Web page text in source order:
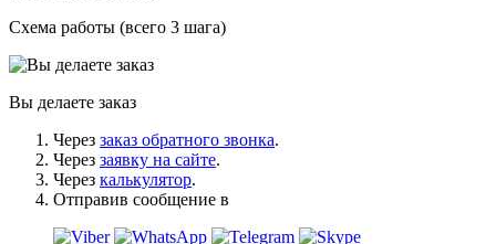
Схема работы (всего 3 шага)
Вы делаете заказ
Через заказ обратного звонка.
Через заявку на сайте.
Через калькулятор.
Отправив сообщение в